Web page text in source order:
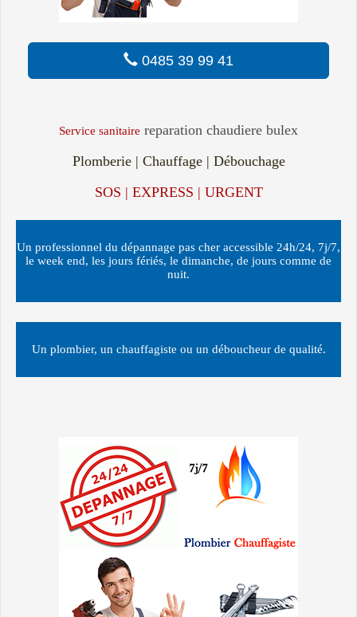
0485 39 99 41
Service sanitaire reparation chaudiere bulex
Plomberie | Chauffage | Débouchage
SOS | EXPRESS | URGENT
Un professionnel du dépannage pas cher accessible 24h/24, 7j/7,
le week end, les jours fériés, le dimanche, de jours comme de
nuit.
Un plombier, un chauffagiste ou un déboucheur de qualité.